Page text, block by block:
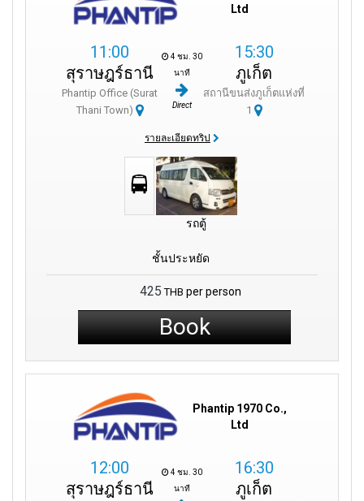
Ltd
11:00
สุราษฎร์ธานี
Phantip Office (Surat
Thani Town)
4 ชม. 30
นาที
Direct
15:30
ภูเก็ต
สถานีขนส่งภูเก็ตแห่งที่
1
รายละเอียดทริป
รถตู้
ชั้นประหยัด
425 THB per person
Book
Phantip 1970 Co.,
Ltd
12:00
สุราษฎร์ธานี
4 ชม. 30
นาที
16:30
ภูเก็ต